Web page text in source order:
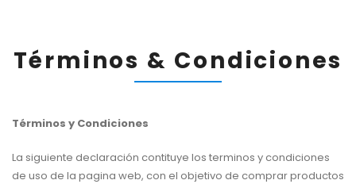
Términos & Condiciones
Términos y Condiciones
La siguiente declaración contituye los terminos y condiciones
de uso de la pagina web, con el objetivo de comprar productos